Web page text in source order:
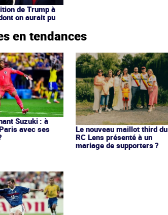
de Trump à
on aurait pu
en tendances
Suzuki : à
avec ses
Le nouveau maillot third du
RC Lens présenté à un
mariage de supporters ?